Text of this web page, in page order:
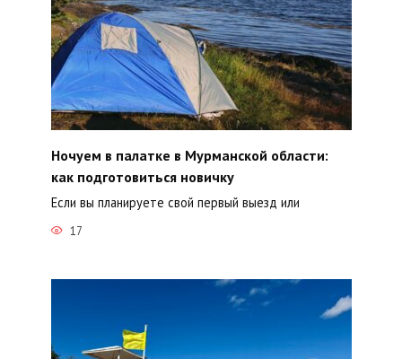
Ночуем в палатке в Мурманской области:
как подготовиться новичку
Если вы планируете свой первый выезд или
17